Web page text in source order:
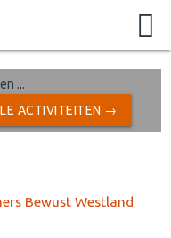
...
ACTIVITEITEN →
Bewust Westland